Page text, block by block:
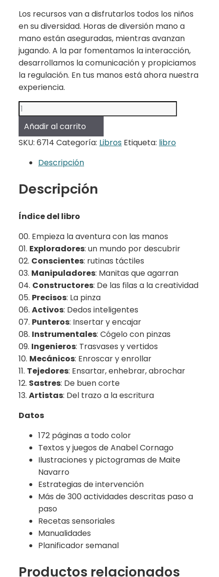
Los recursos van a disfrutarlos todos los niños
en su diversidad. Horas de diversión mano a
mano están aseguradas, mientras avanzan
jugando. A la par fomentamos la interacción,
desarrollamos la comunicación y propiciamos
la regulación. En tus manos está ahora nuestra
experiencia.
Libro
"Manitas
exploradoras
y
cantidad
Añadir al carrito
SKU: 6714 Categoría: Libros Etiqueta: libro
Descripción
Descripción
Índice del libro
00. Empieza la aventura con las manos
01. Exploradores: un mundo por descubrir
02. Conscientes: rutinas táctiles
03. Manipuladores: Manitas que agarran
04. Constructores: De las filas a la creatividad
05. Precisos: La pinza
06. Activos: Dedos inteligentes
07. Punteros: Insertar y encajar
08. Instrumentales: Cógelo con pinzas
09. Ingenieros: Trasvases y vertidos
10. Mecánicos: Enroscar y enrollar
11. Tejedores: Ensartar, enhebrar, abrochar
12. Sastres: De buen corte
13. Artistas: Del trazo a la escritura
Datos
172 páginas a todo color
Textos y juegos de Anabel Cornago
Ilustraciones y pictogramas de Maite
Navarro
Estrategias de intervención
Más de 300 actividades descritas paso a
paso
Recetas sensoriales
Manualidades
Planificador semanal
Productos relacionados